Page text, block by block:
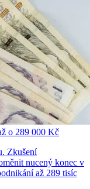
o 289 000 Kč
Zkušení
nucený konec v
až 289 tisíc